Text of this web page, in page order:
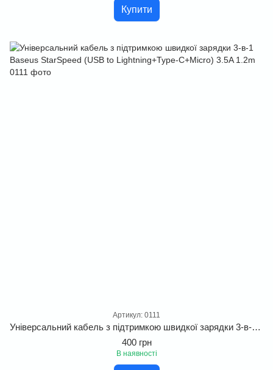
Купити
Артикул: 0111
Універсальний кабель з підтримкою швидкої зарядки 3-в-1 Baseus StarSpeed (USB to Lightning+Type-C+Micro) 3.5A 1.2m
400 грн
В наявності